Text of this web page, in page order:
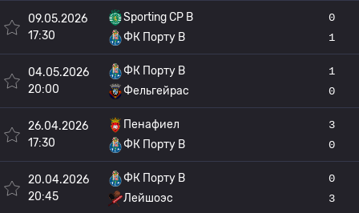
09.05.2026
17:30
Sporting CP B
ФК Порту B
0
1
04.05.2026
20:00
ФК Порту B
Фельгейрас
1
0
26.04.2026
17:30
Пенафиел
ФК Порту B
3
0
20.04.2026
20:45
ФК Порту B
Лейшоэс
0
3